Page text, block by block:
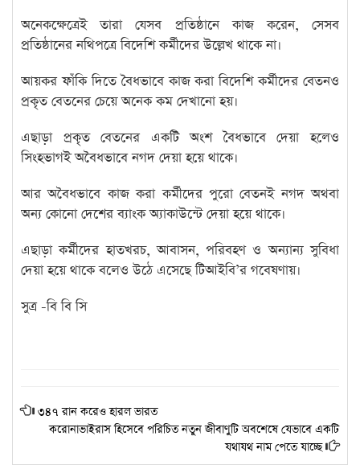
অনেকক্ষেত্রেই তারা যেসব প্রতিষ্ঠানে কাজ করেন, সেসব
প্রতিষ্ঠানের নথিপত্রে বিদেশি কর্মীদের উল্লেখ থাকে না।
আয়কর ফাঁকি দিতে বৈধভাবে কাজ করা বিদেশি কর্মীদের বেতনও
প্রকৃত বেতনের চেয়ে অনেক কম দেখানো হয়।
এছাড়া প্রকৃত বেতনের একটি অংশ বৈধভাবে দেয়া হলেও
সিংহভাগই অবৈধভাবে নগদ দেয়া হয়ে থাকে।
আর অবৈধভাবে কাজ করা কর্মীদের পুরো বেতনই নগদ অথবা
অন্য কোনো দেশের ব্যাংক অ্যাকাউন্টে দেয়া হয়ে থাকে।
এছাড়া কর্মীদের হাতখরচ, আবাসন, পরিবহণ ও অন্যান্য সুবিধা
দেয়া হয়ে থাকে বলেও উঠে এসেছে টিআইবি’র গবেষণায়।
সুত্র -বি বি সি
৩৪৭ রান করেও হারল ভারত
করোনাভাইরাস হিসেবে পরিচিত নতুন জীবাণুটি অবশেষে যেভাবে একটি
যথাযথ নাম পেতে যাচ্ছে